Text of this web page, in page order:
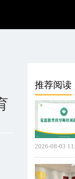
推荐阅读
2026-08-03